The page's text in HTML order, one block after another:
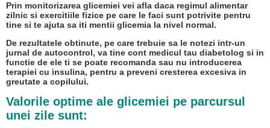
Prin monitorizarea glicemiei vei afla daca regimul alimentar
zilnic si exercitiile fizice pe care le faci sunt potrivite pentru
tine si te ajuta sa iti mentii glicemia la nivel normal.
De rezultatele obtinute, pe care trebuie sa le notezi intr-un
jurnal de autocontrol, va tine cont medicul tau diabetolog si in
functie de ele ti se poate recomanda sau nu introducerea
terapiei cu insulina, pentru a preveni cresterea excesiva in
greutate a copilului.
Valorile optime ale glicemiei pe parcursul
unei zile sunt: